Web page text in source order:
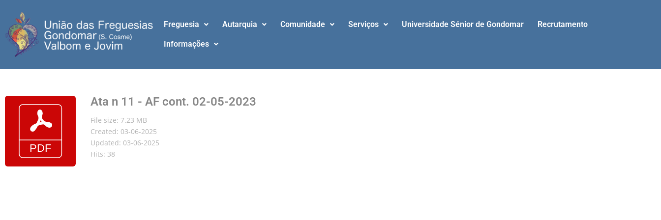
Freguesia Autarquia Comunidade Serviços Universidade Sénior de Gondomar Recrutamento
Informações
Ata n 11 - AF cont. 02-05-2023
File size: 7.23 MB
Created: 03-06-2025
Updated: 03-06-2025
Hits: 38